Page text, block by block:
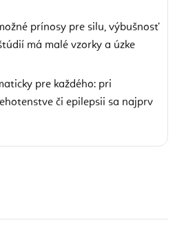
prínosy pre silu, výbušnosť
má malé vzorky a úzke
pre každého: pri
či epilepsii sa najprv